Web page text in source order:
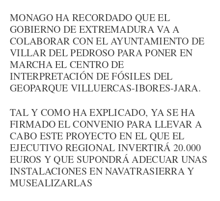
MONAGO HA RECORDADO QUE EL
GOBIERNO DE EXTREMADURA VA A
COLABORAR CON EL AYUNTAMIENTO DE
VILLAR DEL PEDROSO PARA PONER EN
MARCHA EL CENTRO DE
INTERPRETACIÓN DE FÓSILES DEL
GEOPARQUE VILLUERCAS-IBORES-JARA.
TAL Y COMO HA EXPLICADO, YA SE HA
FIRMADO EL CONVENIO PARA LLEVAR A
CABO ESTE PROYECTO EN EL QUE EL
EJECUTIVO REGIONAL INVERTIRÁ 20.000
EUROS Y QUE SUPONDRÁ ADECUAR UNAS
INSTALACIONES EN NAVATRASIERRA Y
MUSEALIZARLAS